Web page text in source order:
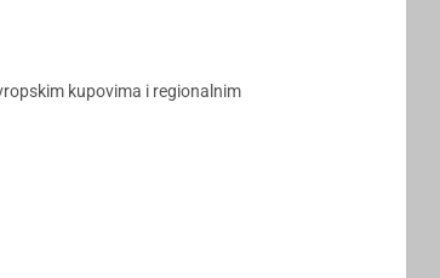
kupovima i regionalnim